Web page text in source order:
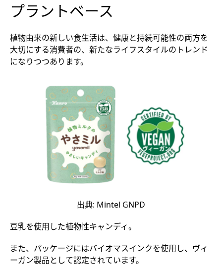
プラントベース
植物由来の新しい食生活は、健康と持続可能性の両方を
大切にする消費者の、新たなライフスタイルのトレンド
になりつつあります。
出典: Mintel GNPD
豆乳を使用した植物性キャンディ。
また、パッケージにはバイオマスインクを使用し、ヴィ
ーガン製品として認定されています。